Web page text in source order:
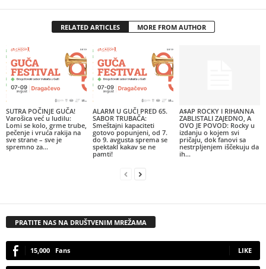
RELATED ARTICLES MORE FROM AUTHOR
SUTRA POČINJE GUČA!
Varošica već u ludilu:
Lomi se kolo, grme trube,
pečenje i vruća rakija na
sve strane – sve je
spremno za...
ALARM U GUČI PRED 65.
SABOR TRUBAČA:
Smeštajni kapaciteti
gotovo popunjeni, od 7.
do 9. avgusta sprema se
spektakl kakav se ne
pamti!
A$AP ROCKY I RIHANNA
ZABLISTALI ZAJEDNO, A
OVO JE POVOD: Rocky u
izdanju o kojem svi
pričaju, dok fanovi sa
nestrpljenjem iščekuju da
ih...
PRATITE NAS NA DRUŠTVENIM MREŽAMA
15,000 Fans LIKE